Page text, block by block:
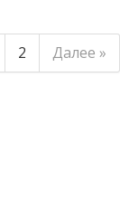
2 Далее »